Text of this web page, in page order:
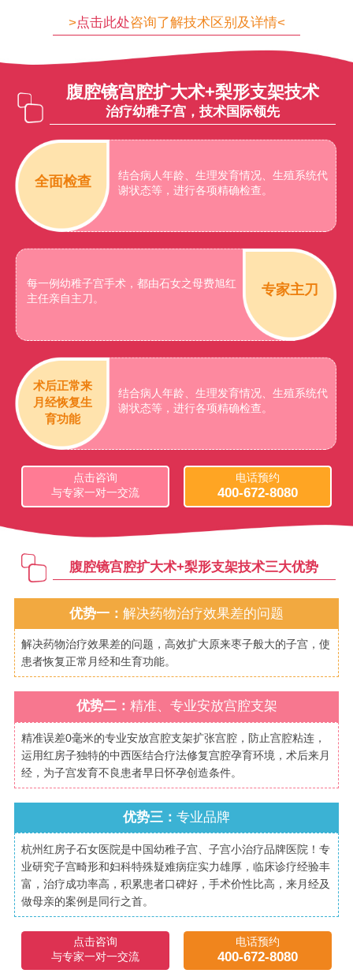
>点击此处咨询了解技术区别及详情<
腹腔镜宫腔扩大术+梨形支架技术
治疗幼稚子宫，技术国际领先
全面检查
结合病人年龄、生理发育情况、生殖系统代
谢状态等，进行各项精确检查。
每一例幼稚子宫手术，都由石女之母费旭红
主任亲自主刀。
专家主刀
术后正常来
月经恢复生
育功能
结合病人年龄、生理发育情况、生殖系统代
谢状态等，进行各项精确检查。
点击咨询
与专家一对一交流
电话预约
400-672-8080
腹腔镜宫腔扩大术+梨形支架技术三大优势
优势一： 解决药物治疗效果差的问题
解决药物治疗效果差的问题，高效扩大原来枣子般大的子宫，使
患者恢复正常月经和生育功能。
优势二： 精准、专业安放宫腔支架
精准误差0毫米的专业安放宫腔支架扩张宫腔，防止宫腔粘连，
运用红房子独特的中西医结合疗法修复宫腔孕育环境，术后来月
经，为子宫发育不良患者早日怀孕创造条件。
优势三： 专业品牌
杭州红房子石女医院是中国幼稚子宫、子宫小治疗品牌医院！专
业研究子宫畸形和妇科特殊疑难病症实力雄厚，临床诊疗经验丰
富，治疗成功率高，积累患者口碑好，手术价性比高，来月经及
做母亲的案例是同行之首。
点击咨询
与专家一对一交流
电话预约
400-672-8080